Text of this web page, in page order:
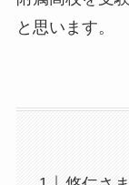
と思います。